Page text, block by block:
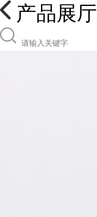
产品展厅